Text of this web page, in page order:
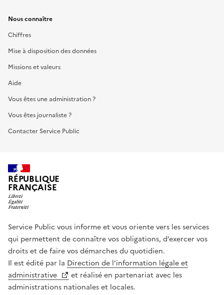
Nous connaître
Chiffres
Mise à disposition des données
Missions et valeurs
Aide
Vous êtes une administration ?
Vous êtes journaliste ?
Contacter Service Public
RÉPUBLIQUE
FRANÇAISE
Service Public vous informe et vous oriente vers les services
qui permettent de connaître vos obligations, d’exercer vos
droits et de faire vos démarches du quotidien.
Il est édité par la Direction de l’information légale et
administrative
et réalisé en partenariat avec les
administrations nationales et locales.